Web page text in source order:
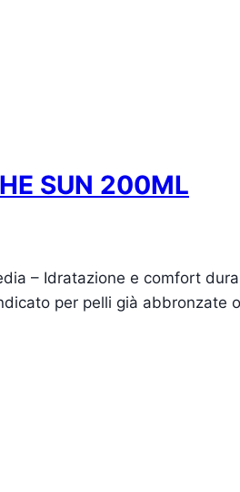
SUN 200ML
– Idratazione e comfort
per pelli già abbronzate